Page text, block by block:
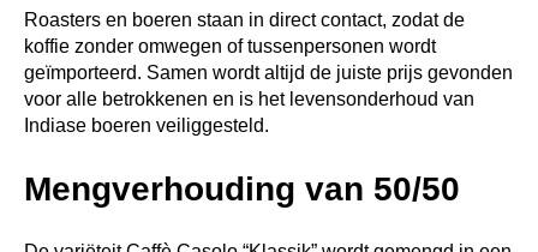
Roasters en boeren staan ​​in direct contact, zodat de
koffie zonder omwegen of tussenpersonen wordt
geïmporteerd. Samen wordt altijd de juiste prijs gevonden
voor alle betrokkenen en is het levensonderhoud van
Indiase boeren veiliggesteld.
Mengverhouding van 50/50